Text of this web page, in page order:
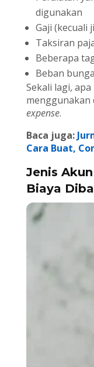
digunakan
Gaji (kecuali
Taksiran
Beberapa
Beban bunga
Sekali lagi,
menggunakan
expense.
Baca juga:
Cara Buat,
Jenis
Biaya